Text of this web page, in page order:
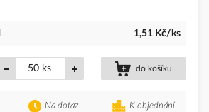
1,51 Kč/ks
ks do košíku
K objednání
Na dotaz